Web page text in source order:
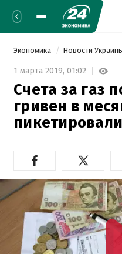
Экономика Новости
1 марта 2019, 01:02
Счета за газ
гривен в